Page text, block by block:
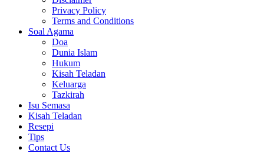
Privacy Policy
Terms and Conditions
Soal Agama
Doa
Dunia Islam
Hukum
Kisah Teladan
Keluarga
Tazkirah
Isu Semasa
Kisah Teladan
Resepi
Tips
Contact Us